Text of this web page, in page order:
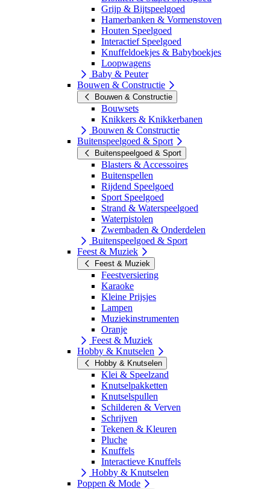
Grijp & Bijtspeelgoed
Hamerbanken & Vormenstoven
Houten Speelgoed
Interactief Speelgoed
Knuffeldoekjes & Babyboekjes
Loopwagens
Baby & Peuter
Bouwen & Constructie
Bouwen & Constructie
Bouwsets
Knikkers & Knikkerbanen
Bouwen & Constructie
Buitenspeelgoed & Sport
Buitenspeelgoed & Sport
Blasters & Accessoires
Buitenspellen
Rijdend Speelgoed
Sport Speelgoed
Strand & Waterspeelgoed
Waterpistolen
Zwembaden & Onderdelen
Buitenspeelgoed & Sport
Feest & Muziek
Feest & Muziek
Feestversiering
Karaoke
Kleine Prijsjes
Lampen
Muziekinstrumenten
Oranje
Feest & Muziek
Hobby & Knutselen
Hobby & Knutselen
Klei & Speelzand
Knutselpakketten
Knutselspullen
Schilderen & Verven
Schrijven
Tekenen & Kleuren
Pluche
Knuffels
Interactieve Knuffels
Hobby & Knutselen
Poppen & Mode